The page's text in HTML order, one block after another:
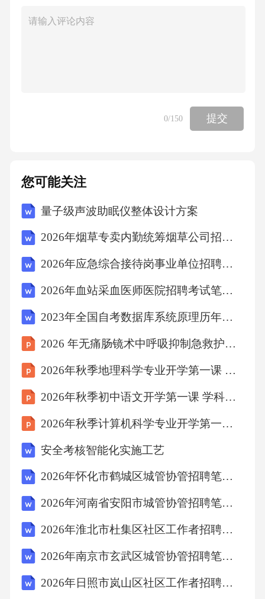
C项错误，合同效力已定，无需协商。6．某博
某无需承担任何责任，因博物馆存在安全疏漏
B、张某需承担全部赔偿责任，因未注意保护文
答案：C解析：根据《侵权责任法》相关规定，
参观者在博物馆参观时因自身过错造成文物损
坏的，需承担相应赔偿责任，但博物馆未尽到
中，张某存在过错，需承担责任，但博物馆作
为管理者也存在一定责任。A项错误，张某仍需
承担责任。B项错误，博物馆需承担补充责任。
D项错误，赔偿范围应合理。7．某企业为提高
应用对生产过程产生的影响包括()。A、短期内
可能增加生产成本，长期内可能降低生产成本
B、短期内可能降低生产成本，长期内可能增加
生产成本C、短期内和长期内均可能增加生产成
本D、短期内和长期内均可能降低生产成本答
案：A解析：新技术设备引进短期内需投入较高
成本，但长期内可能通过提高效率、减少人力
成本等方式降低总成本。B项错误，长期内成本
错误，短期内成本可能增加。8．某中学组织学
生进行社会实践活动，期间一名学生因意外受
0/150 提交
您可能关注
量子级声波助眠仪整体设计方案
2026年烟草专卖内勤统筹烟草公司招聘考试笔试试题（含答案）
2026年应急综合接待岗事业单位招聘考试笔试试题（含答案）
2026年血站采血医师医院招聘考试笔试试题（含答案）
2023年全国自考数据库系统原理历年试题及答案解析
2026 年无痛肠镜术中呼吸抑制急救护理个案
2026年秋季地理科学专业开学第一课 学科交叉与创新发展讲座方案
2026年秋季初中语文开学第一课 学科学术规范教案
2026年秋季计算机科学专业开学第一课 专业证书与资格认证教学设计
安全考核智能化实施工艺
2026年怀化市鹤城区城管协管招聘笔试备考题库及答案解析
2026年河南省安阳市城管协管招聘笔试备考题库及答案解析
2026年淮北市杜集区社区工作者招聘笔试参考试题及答案解析
2026年南京市玄武区城管协管招聘笔试备考题库及答案解析
2026年日照市岚山区社区工作者招聘考试参考试题及答案解析